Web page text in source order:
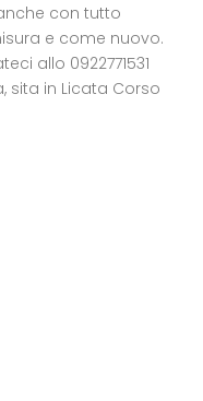
con tutto
e come nuovo.
allo 0922771531
sita in Licata Corso